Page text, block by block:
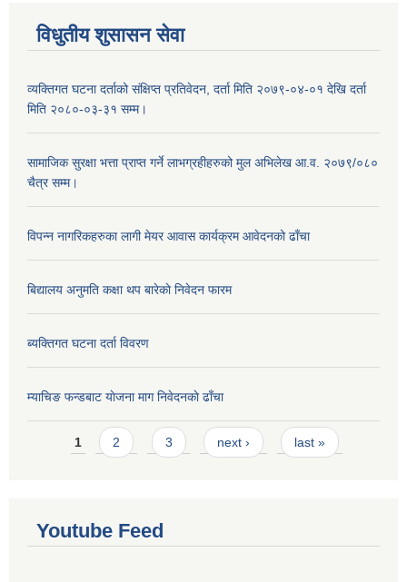
विधुतीय शुसासन सेवा
व्यक्तिगत घटना दर्ताको संक्षिप्त प्रतिवेदन, दर्ता मिति २०७९-०४-०१ देखि दर्ता
मिति २०८०-०३-३१ सम्म।
सामाजिक सुरक्षा भत्ता प्राप्त गर्ने लाभग्रहीहरुको मुल अभिलेख आ.व. २०७९/०८०
चैत्र सम्म।
विपन्न नागरिकहरुका लागी मेयर आवास कार्यक्रम आवेदनको ढाँचा
बिद्यालय अनुमति कक्षा थप बारेकाे निवेदन फारम
ब्यक्तिगत घटना दर्ता विवरण
म्याचिङ फन्डबाट याेजना माग निवेदनकाे ढाँचा
Pages
1 2 3 next › last »
Youtube Feed